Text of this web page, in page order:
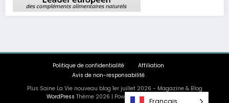
Politique de confidentialité
Affiliation
Avis de non-responsabilité
Plus Saine La Vie nouveau blog 1er juillet 2026 - Magazine & Blog
WordPress Thème 2026 | Powered By